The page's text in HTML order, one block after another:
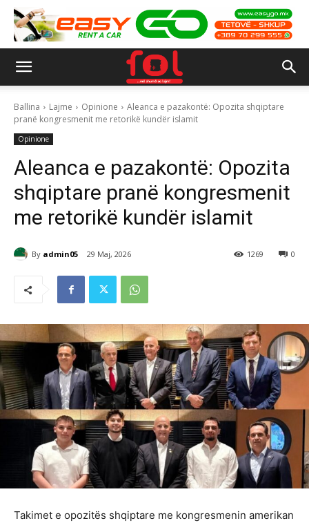
Ballina Lajme Opinione
Aleanca e pazakontë: Opozita shqiptare
pranë kongresmenit me retorikë kundër islamit
Opinione
Aleanca e pazakontë: Opozita
shqiptare pranë kongresmenit
me retorikë kundër islamit
By admin05 29 Maj, 2026 0
1269
Takimet e opozitës shqiptare me kongresmenin amerikan